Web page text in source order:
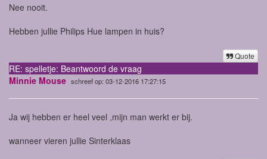
Nee nooit.
Hebben jullie Philips Hue lampen in huis?
Quote
RE: spelletje: Beantwoord de vraag
Minnie Mouse schreef op: 03-12-2016 17:27:15
Ja wij hebben er heel veel ,mijn man werkt er bij.
wanneer vieren jullie Sinterklaas